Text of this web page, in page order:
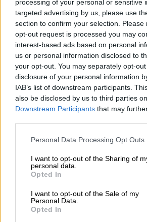
processing of your personal or sensitive
targeted advertising by us, please use
section to confirm your selection.
opt-out request is processed you may
interest-based ads based on personal
us or personal information disclosed to
your opt-out. You may separately opt-
disclosure of your personal information
IAB’s list of downstream participants.
also be disclosed by us to third parties
Downstream Participants that may
Personal Data Processing Opt Outs
I want to opt-out of the Sharing of
personal data.
Opted In
I want to opt-out of the Sale of my
Personal Data.
Opted In
dentro”.
Para finalizar, el debate a
nueva directiva europea del
aprobada el pasado marzo y
legislación deberá trasponerse
española. Unidas Podemos
contrariaa la medida,
votado por su grupo en
tiene herramientas para la
por parte de las multinacionales.
Sin embargo, el resto de
valorado positivamente,
con una nueva ley.
En cuanto a la piratería, PSOE y
agilidad y actuaciónque
fiscalía especializada, como